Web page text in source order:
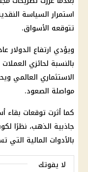
استمرار السياسة
تتوقعه الأسواق.
ويؤدي ارتفاع الدولار
بالنسبة لحائزي
الاستثماري العالمي
مواصلة الصعود.
كما أثرت توقعات بقاء
جاذبية الذهب، نظرًا
بالأدوات المالية التي
لا يفوتك